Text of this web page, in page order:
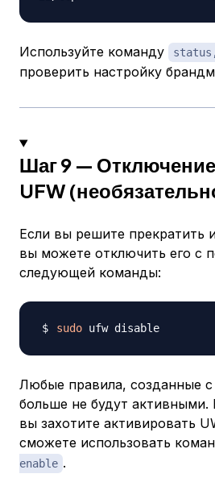
Используйте команду
проверить настройку
Шаг 9 —
UFW
Если вы решите прекратить
вы можете отключить его с
следующей команды:
sudo
Любые правила, созданные
больше не будут активными.
вы захотите активировать
сможете использовать
enable .